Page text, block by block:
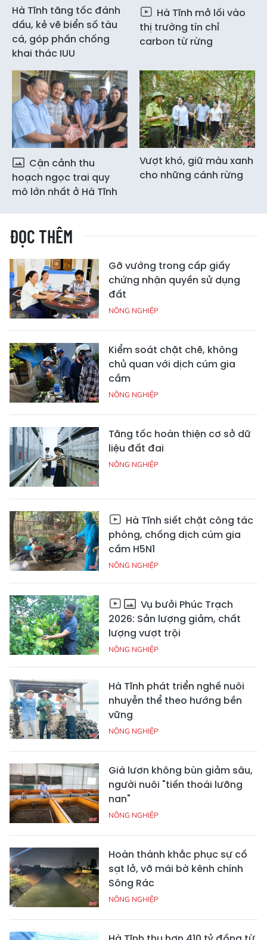
Hà Tĩnh tăng tốc đánh
dấu, kẻ vẽ biển số tàu
cá, góp phần chống
khai thác IUU
Hà Tĩnh mở lối vào
thị trường tín chỉ
carbon từ rừng
Cận cảnh thu
hoạch ngọc trai quy
mô lớn nhất ở Hà Tĩnh
Vượt khó, giữ màu xanh
cho những cánh rừng
ĐỌC THÊM
Gỡ vướng trong cấp giấy
chứng nhận quyền sử dụng
đất
NÔNG NGHIỆP
Kiểm soát chặt chẽ, không
chủ quan với dịch cúm gia
cầm
NÔNG NGHIỆP
Tăng tốc hoàn thiện cơ sở dữ
liệu đất đai
NÔNG NGHIỆP
Hà Tĩnh siết chặt công tác
phòng, chống dịch cúm gia
cầm H5N1
NÔNG NGHIỆP
Vụ bưởi Phúc Trạch
2026: Sản lượng giảm, chất
lượng vượt trội
NÔNG NGHIỆP
Hà Tĩnh phát triển nghề nuôi
nhuyễn thể theo hướng bền
vững
NÔNG NGHIỆP
Giá lươn không bùn giảm sâu,
người nuôi "tiến thoái lưỡng
nan"
NÔNG NGHIỆP
Hoàn thành khắc phục sự cố
sạt lở, vỡ mái bờ kênh chính
Sông Rác
NÔNG NGHIỆP